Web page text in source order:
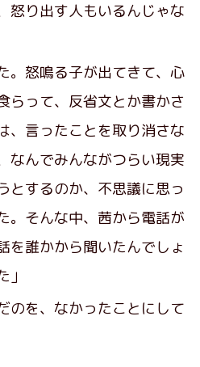
怒り出す人もいるんじゃな
。怒鳴る子が出てきて、心
らって、反省文とか書かさ
、言ったことを取り消さな
なんでみんながつらい現実
とするのか、不思議に思っ
。そんな中、茜から電話が
を誰かから聞いたんでしょ
のを、なかったことにして